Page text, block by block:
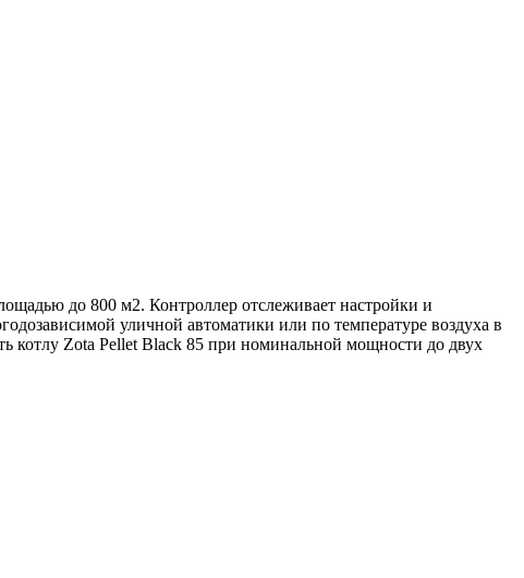
до 800 м2. Контроллер отслеживает настройки и
уличной автоматики или по температуре воздуха в
котлу Zota Pellet Black 85 при номинальной мощности до двух